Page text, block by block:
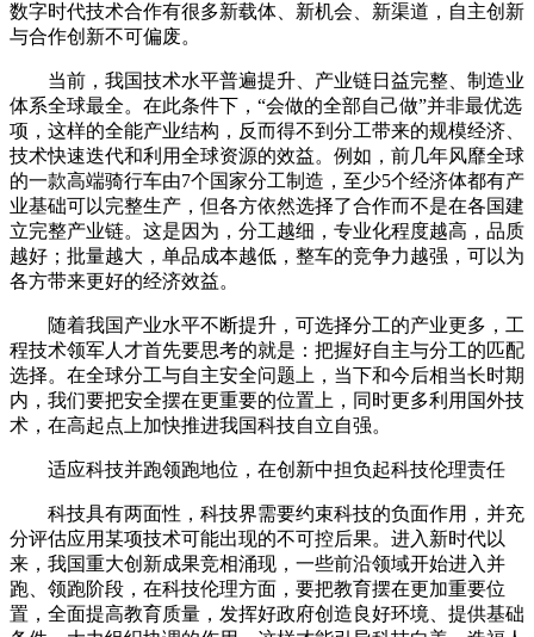
数字时代技术合作有很多新载体、新机会、新渠道，自主创新
与合作创新不可偏废。
当前，我国技术水平普遍提升、产业链日益完整、制造业
体系全球最全。在此条件下，“会做的全部自己做”并非最优选
项，这样的全能产业结构，反而得不到分工带来的规模经济、
技术快速迭代和利用全球资源的效益。例如，前几年风靡全球
的一款高端骑行车由7个国家分工制造，至少5个经济体都有产
业基础可以完整生产，但各方依然选择了合作而不是在各国建
立完整产业链。这是因为，分工越细，专业化程度越高，品质
越好；批量越大，单品成本越低，整车的竞争力越强，可以为
各方带来更好的经济效益。
随着我国产业水平不断提升，可选择分工的产业更多，工
程技术领军人才首先要思考的就是：把握好自主与分工的匹配
选择。在全球分工与自主安全问题上，当下和今后相当长时期
内，我们要把安全摆在更重要的位置上，同时更多利用国外技
术，在高起点上加快推进我国科技自立自强。
适应科技并跑领跑地位，在创新中担负起科技伦理责任
科技具有两面性，科技界需要约束科技的负面作用，并充
分评估应用某项技术可能出现的不可控后果。进入新时代以
来，我国重大创新成果竞相涌现，一些前沿领域开始进入并
跑、领跑阶段，在科技伦理方面，要把教育摆在更加重要位
置，全面提高教育质量，发挥好政府创造良好环境、提供基础